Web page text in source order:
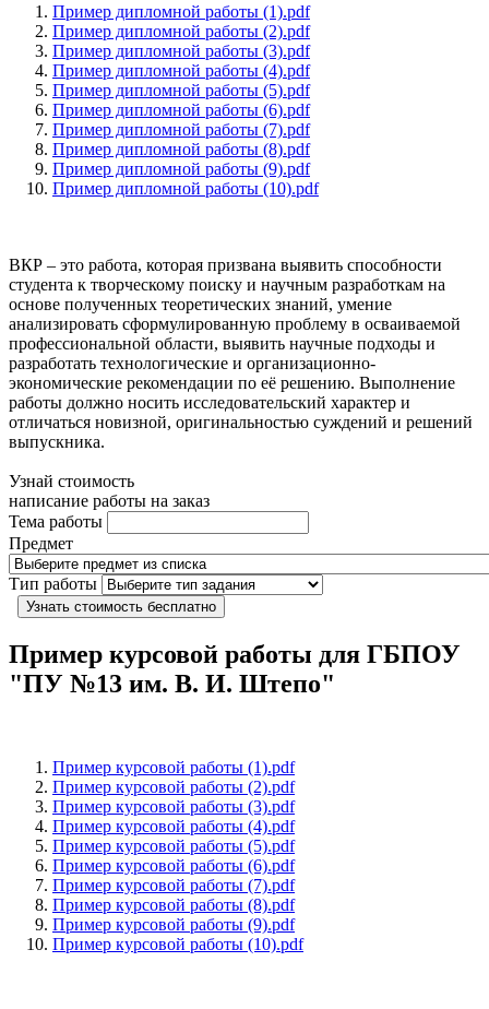
Пример дипломной работы (1).pdf
Пример дипломной работы (2).pdf
Пример дипломной работы (3).pdf
Пример дипломной работы (4).pdf
Пример дипломной работы (5).pdf
Пример дипломной работы (6).pdf
Пример дипломной работы (7).pdf
Пример дипломной работы (8).pdf
Пример дипломной работы (9).pdf
Пример дипломной работы (10).pdf
ВКР – это работа, которая призвана выявить способности
студента к творческому поиску и научным разработкам на
основе полученных теоретических знаний, умение
анализировать сформулированную проблему в осваиваемой
профессиональной области, выявить научные подходы и
разработать технологические и организационно-
экономические рекомендации по её решению. Выполнение
работы должно носить исследовательский характер и
отличаться новизной, оригинальностью суждений и решений
выпускника.
Узнай стоимость
написание работы на заказ
Тема работы
Предмет
Тип работы
Узнать стоимость бесплатно
Пример курсовой работы для ГБПОУ
"ПУ №13 им. В. И. Штепо"
Пример курсовой работы (1).pdf
Пример курсовой работы (2).pdf
Пример курсовой работы (3).pdf
Пример курсовой работы (4).pdf
Пример курсовой работы (5).pdf
Пример курсовой работы (6).pdf
Пример курсовой работы (7).pdf
Пример курсовой работы (8).pdf
Пример курсовой работы (9).pdf
Пример курсовой работы (10).pdf